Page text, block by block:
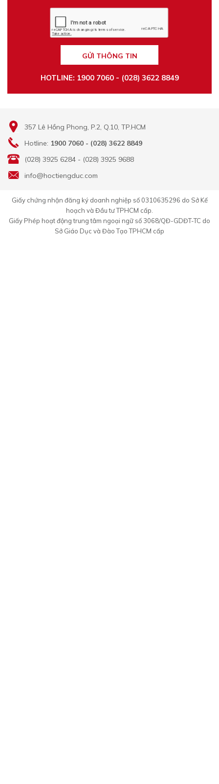
GỬI THÔNG TIN
HOTLINE: 1900 7060 - (028) 3622 8849
357 Lê Hồng Phong, P.2, Q.10, TP.HCM
Hotline: 1900 7060 - (028) 3622 8849
(028) 3925 6284 - (028) 3925 9688
info@hoctiengduc.com
Giấy chứng nhận đăng ký doanh nghiệp số 0310635296 do Sở Kế
hoạch và Đầu tư TPHCM cấp.
Giấy Phép hoạt động trung tâm ngoại ngữ số 3068/QĐ-GDĐT-TC do
Sở Giáo Dục và Đào Tạo TPHCM cấp